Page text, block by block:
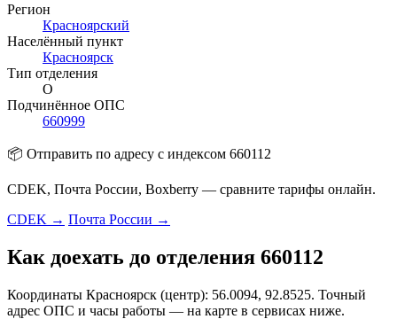
Регион
Красноярский
Населённый пункт
Красноярск
Тип отделения
О
Подчинённое ОПС
660999
📦 Отправить по адресу с индексом 660112
CDEK, Почта России, Boxberry — сравните тарифы онлайн.
CDEK → Почта России →
Как доехать до отделения 660112
Координаты Красноярск (центр): 56.0094, 92.8525. Точный
адрес ОПС и часы работы — на карте в сервисах ниже.